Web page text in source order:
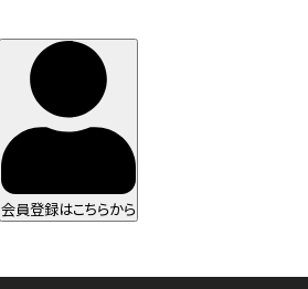
会員登録はこちらから